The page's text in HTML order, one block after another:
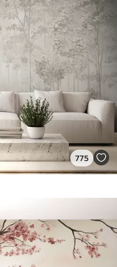
775